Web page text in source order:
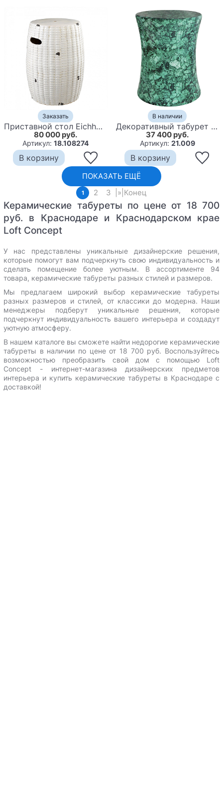
Заказать
Приставной стол Eichholtz Drum Santander
80 000 руб.
Артикул:18.108274
В корзину
В наличии
Декоративный табурет Malachite
37 400 руб.
Артикул: 21.009
В корзину
ПОКАЗАТЬ ЕЩЁ
1 2 3 » Конец
Керамические табуреты по цене от 18 700
руб. в Краснодаре и Краснодарском крае
Loft Concept
У нас представлены уникальные дизайнерские решения,
которые помогут вам подчеркнуть свою индивидуальность и
сделать помещение более уютным. В ассортименте 94
товара, керамические табуреты разных стилей и размеров.
Мы предлагаем широкий выбор керамические табуреты
разных размеров и стилей, от классики до модерна. Наши
менеджеры подберут уникальные решения, которые
подчеркнут индивидуальность вашего интерьера и создадут
уютную атмосферу.
В нашем каталоге вы сможете найти недорогие керамические
табуреты в наличии по цене от 18 700 руб. Воспользуйтесь
возможностью преобразить свой дом с помощью Loft
Сoncept - интернет-магазина дизайнерских предметов
интерьера и купить керамические табуреты в Краснодаре с
доставкой!